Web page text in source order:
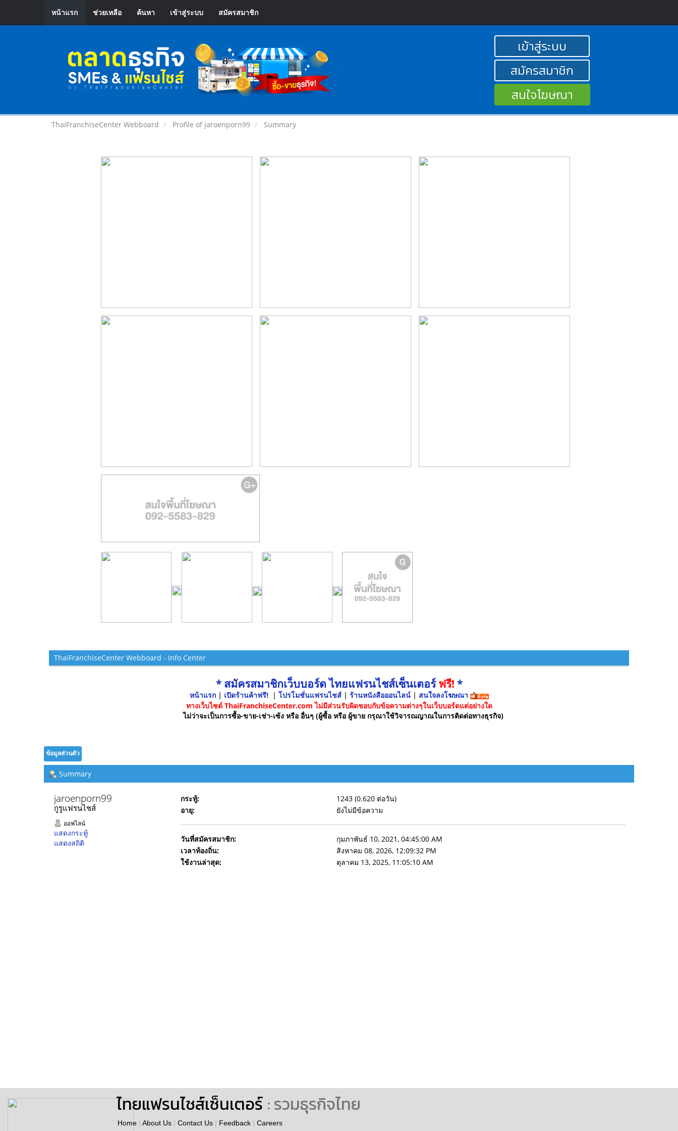
หน้าแรก ช่วยเหลือ ค้นหา เข้าสู่ระบบ สมัครสมาชิก
เข้าสู่ระบบ
สมัครสมาชิก
สนใจโฆษณา
ThaiFranchiseCenter Webboard Profile of jaroenporn99 Summary
ThaiFranchiseCenter Webboard - Info Center
* สมัครสมาชิกเว็บบอร์ด ไทยแฟรนไชส์เซ็นเตอร์ฟรี! *
หน้าแรก| เปิดร้านค้าฟรี! | โปรโมชั่นแฟรนไชส์ | ร้านหนังสือออนไลน์ | สนใจลงโฆษณา
ทางเว็บไซต์ ThaiFranchiseCenter.com ไม่มีส่วนรับผิดชอบกับข้อความต่างๆในเว็บบอร์ดแต่อย่างใด
ไม่ว่าจะเป็นการซื้อ-ขาย-เช่า-เซ้ง หรือ อื่นๆ (ผู้ซื้อ หรือ ผู้ขาย กรุณาใช้วิจารณญาณในการติดต่อทางธุรกิจ)
ข้อมูลส่วนตัว
Summary
jaroenporn99
กูรูแฟรนไชส์
ออฟไลน์
แสดงกระทู้
แสดงสถิติ
กระทู้:
1243 (0.620 ต่อวัน)
อายุ:
ยังไม่มีข้อความ
วันที่สมัครสมาชิก:
กุมภาพันธ์ 10, 2021, 04:45:00 AM
เวลาท้องถิ่น:
สิงหาคม 08, 2026, 12:09:32 PM
ใช้งานล่าสุด:
ตุลาคม 13, 2025, 11:05:10 AM
ไทยแฟรนไชส์เซ็นเตอร์ : รวมธุรกิจไทย
Home | About Us | Contact Us | Feedback | Careers